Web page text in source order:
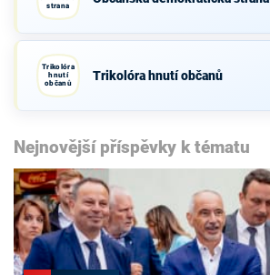
strana
Trikolóra
hnutí
občanů
Trikolóra hnutí občanů
Nejnovější příspěvky k tématu